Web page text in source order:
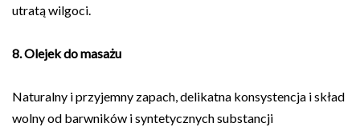
utratą wilgoci.
8. Olejek do masażu
Naturalny i przyjemny zapach, delikatna konsystencja i skład
wolny od barwników i syntetycznych substancji